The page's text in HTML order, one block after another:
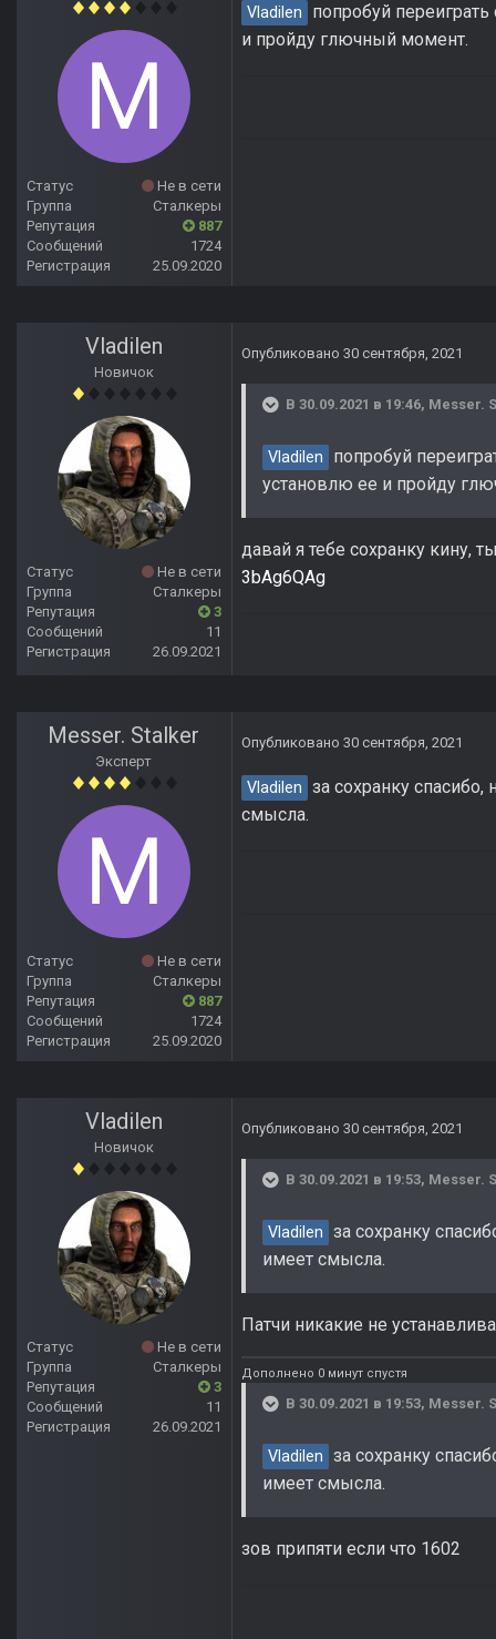
Статус
Не в сети
Группа
Сталкеры
Репутация
887
Сообщений
1724
Регистрация
25.09.2020
Vladilen
попробуй
и пройду глючный момент.
Vladilen
Новичок
Статус
Не в сети
Группа
Сталкеры
Репутация
3
Сообщений
11
Регистрация
26.09.2021
Опубликовано 30 сентября, 2021
В 30.09.2021 в 19:46, Messer.
Vladilen
попробуй
установлю ее и пройду
давай я тебе сохранку кину,
3bAg6QAg
Messer. Stalker
Эксперт
Статус
Не в сети
Группа
Сталкеры
Репутация
887
Сообщений
1724
Регистрация
25.09.2020
Опубликовано 30 сентября, 2021
Vladilen за сохранку
смысла.
Vladilen
Новичок
Статус
Не в сети
Группа
Сталкеры
Репутация
3
Сообщений
11
Регистрация
26.09.2021
Опубликовано 30 сентября, 2021
В 30.09.2021 в 19:53, Messer.
Vladilen за сохранку
имеет смысла.
Патчи никакие не
Дополнено 0 минут спустя
В 30.09.2021 в 19:53, Messer.
Vladilen за сохранку
имеет смысла.
зов припяти если что 1602